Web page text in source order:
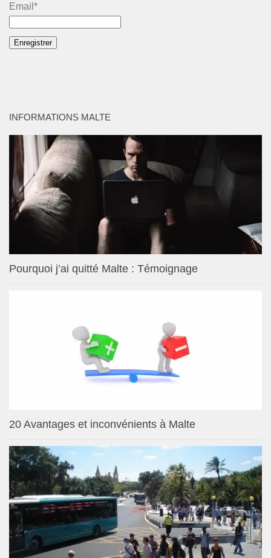
Email*
INFORMATIONS MALTE
Pourquoi j’ai quitté Malte : Témoignage
20 Avantages et inconvénients à Malte